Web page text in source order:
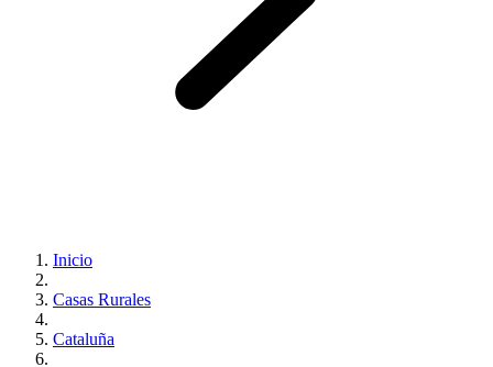
Inicio
Casas Rurales
Cataluña